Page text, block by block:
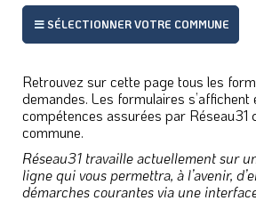
SÉLECTIONNER VOTRE COMMUNE
Retrouvez sur cette page tous les
demandes. Les formulaires s’affichent
compétences assurées par Réseau31
commune.
Réseau31 travaille actuellement sur
ligne qui vous permettra, à l’avenir,
démarches courantes via une